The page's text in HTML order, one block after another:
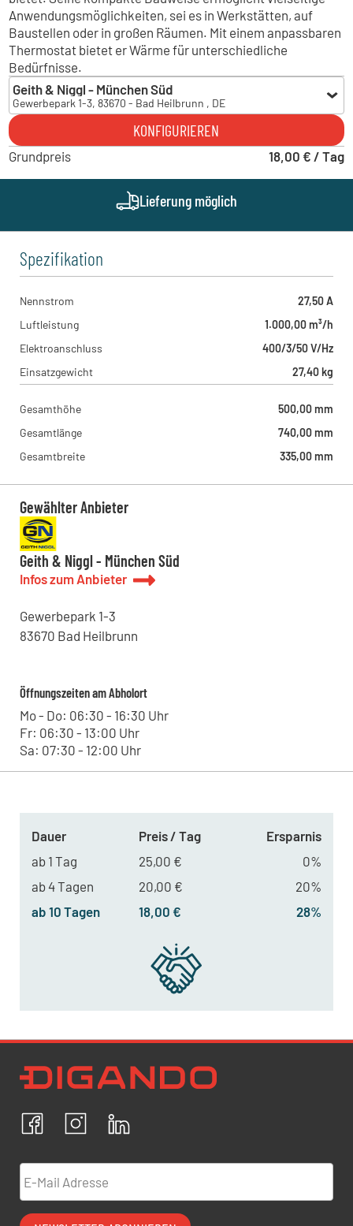
Anwendungsmöglichkeiten, sei es in Werkstätten, auf
Baustellen oder in großen Räumen. Mit einem anpassbaren
Thermostat bietet er Wärme für unterschiedliche
Bedürfnisse.
Geith & Niggl - München Süd
Gewerbepark 1-3, 83670 - Bad Heilbrunn , DE
Geith & Niggl - München Süd
Gewerbepark 1-3, 83670 - Bad Heilbrunn , DE
Geith & Niggl - München Ost
Geith & Niggl - München West
Münchner Straße 1, 85232 - Bergkirchen , DE
KONFIGURIEREN
Grundpreis 18,00 € / Tag
Lieferung möglich
Spezifikation
Nennstrom
27,50 A
Luftleistung
1.000,00 m³/h
Elektroanschluss
400/3/50 V/Hz
Einsatzgewicht
27,40 kg
Gesamthöhe
500,00 mm
Gesamtlänge
740,00 mm
Gesamtbreite
335,00 mm
Gewählter Anbieter
Geith & Niggl - München Süd
Infos zum Anbieter
Gewerbepark 1-3
83670 Bad Heilbrunn
Öffnungszeiten am Abholort
Mo - Do: 06:30 - 16:30 Uhr
Fr: 06:30 - 13:00 Uhr
Sa: 07:30 - 12:00 Uhr
Dauer Preis / Tag
Ersparnis
ab 1 Tag
25,00 €
0%
ab 4 Tagen
20,00 €
20%
ab 10 Tagen
18,00 € 28%
FacebookInstagram
Ich bestätige, dass ich die
Datenschutzrichtlinien
personenbezogenen Daten einverstanden.
E-Mail Adresse